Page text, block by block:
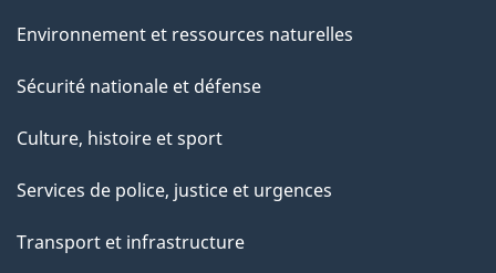
Environnement et ressources naturelles
Sécurité nationale et défense
Culture, histoire et sport
Services de police, justice et urgences
Transport et infrastructure